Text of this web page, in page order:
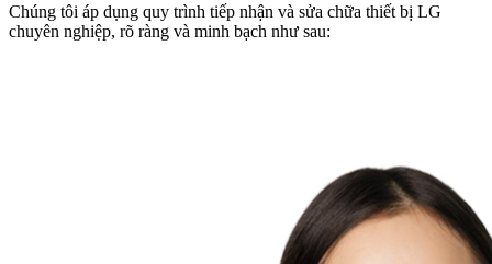
Chúng tôi áp dụng quy trình tiếp nhận và sửa chữa thiết bị LG
chuyên nghiệp, rõ ràng và minh bạch như sau: